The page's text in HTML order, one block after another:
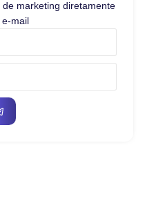
marketing diretamente
e-mail